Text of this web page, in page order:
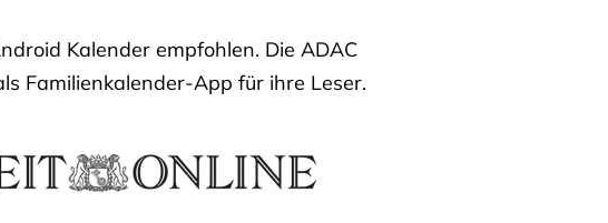
Kalender empfohlen. Die ADAC
Familienkalender-App für ihre Leser.